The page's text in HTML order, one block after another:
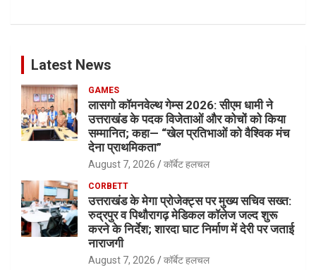
Latest News
GAMES
लासगो कॉमनवेल्थ गेम्स 2026: सीएम धामी ने
उत्तराखंड के पदक विजेताओं और कोचों को किया
सम्मानित; कहा— “खेल प्रतिभाओं को वैश्विक मंच
देना प्राथमिकता”
August 7, 2026 कॉर्बेट हलचल
CORBETT
उत्तराखंड के मेगा प्रोजेक्ट्स पर मुख्य सचिव सख्त:
रुद्रपुर व पिथौरागढ़ मेडिकल कॉलेज जल्द शुरू
करने के निर्देश; शारदा घाट निर्माण में देरी पर जताई
नाराजगी
August 7, 2026 कॉर्बेट हलचल